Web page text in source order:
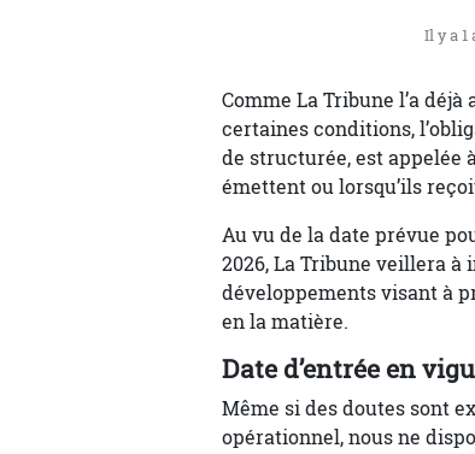
Il y a 1
Comme La Tribune l’a
certaines conditions,
de structurée, est appelée
émettent ou lorsqu’ils
Au vu de la date prévue
2026, La Tribune veillera
développements visant à
en la matière.
Date d’entrée en
Même si des doutes sont
opérationnel, nous ne